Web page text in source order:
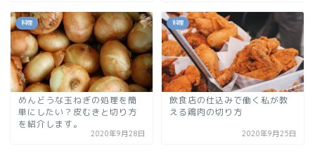
料理
めんどうな玉ねぎの処理を簡
単にしたい？皮むきと切り方
を紹介します。
2020年9月28日
料理
飲食店の仕込みで働く私が教
える鶏肉の切り方
2020年9月25日